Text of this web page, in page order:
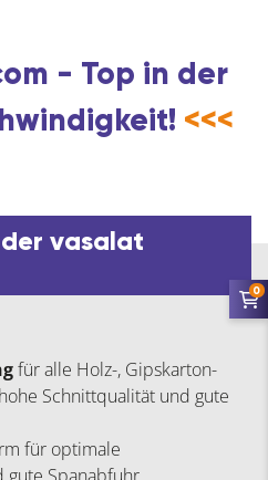
- Top in der
<<<
vasalat
für alle Holz-, Gipskarton-
Schnittqualität und gute
für optimale
0